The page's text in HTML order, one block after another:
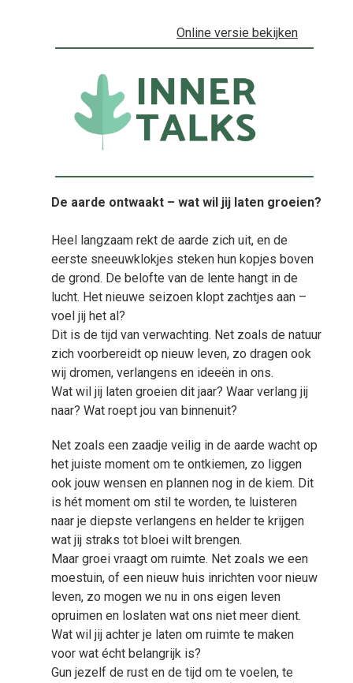
Online versie bekijken
De aarde ontwaakt – wat wil jij laten groeien?
Heel langzaam rekt de aarde zich uit, en de
eerste sneeuwklokjes steken hun kopjes boven
de grond. De belofte van de lente hangt in de
lucht. Het nieuwe seizoen klopt zachtjes aan –
voel jij het al?
Dit is de tijd van verwachting. Net zoals de natuur
zich voorbereidt op nieuw leven, zo dragen ook
wij dromen, verlangens en ideeën in ons.
Wat wil jij laten groeien dit jaar? Waar verlang jij
naar? Wat roept jou van binnenuit?
Net zoals een zaadje veilig in de aarde wacht op
het juiste moment om te ontkiemen, zo liggen
ook jouw wensen en plannen nog in de kiem. Dit
is hét moment om stil te worden, te luisteren
naar je diepste verlangens en helder te krijgen
wat jij straks tot bloei wilt brengen.
Maar groei vraagt om ruimte. Net zoals we een
moestuin, of een nieuw huis inrichten voor nieuw
leven, zo mogen we nu in ons eigen leven
opruimen en loslaten wat ons niet meer dient.
Wat wil jij achter je laten om ruimte te maken
voor wat écht belangrijk is?
Gun jezelf de rust en de tijd om te voelen, te